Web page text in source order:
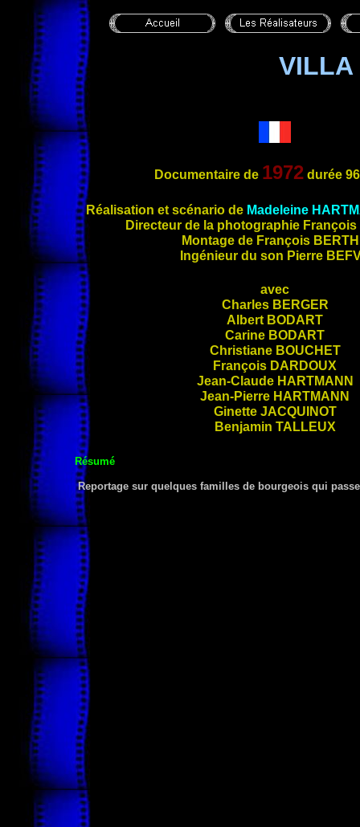
VILLA
Documentaire de 1972 durée
Réalisation et scénario de Madeleine
Directeur de la photographie François
Montage de François
Ingénieur du son Pierre
avec
Charles BERGER
Albert BODART
Carine BODART
Christiane BOUCHET
François DARDOUX
Jean-Claude HARTMANN
Jean-Pierre HARTMANN
Ginette JACQUINOT
Benjamin TALLEUX
Résumé
Reportage sur quelques familles de bourgeois qui